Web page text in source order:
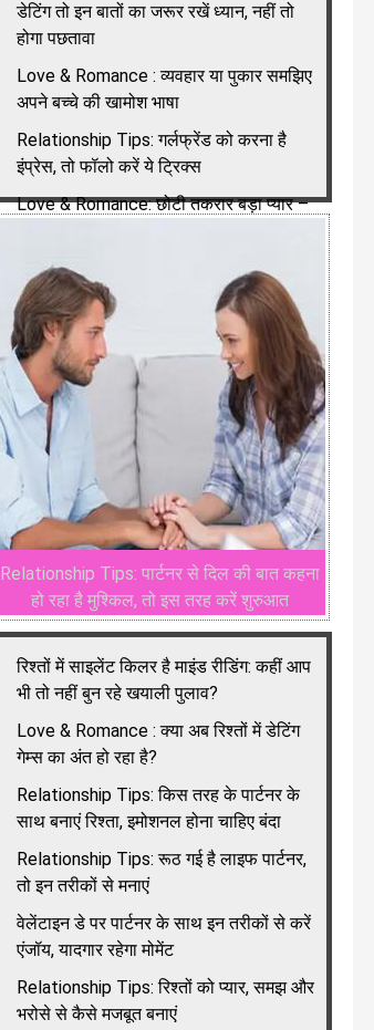
डेटिंग तो इन बातों का जरूर रखें ध्यान, नहीं तो
होगा पछतावा
Love & Romance : व्यवहार या पुकार समझिए
अपने बच्चे की खामोश भाषा
Relationship Tips: गर्लफ्रेंड को करना है
इंप्रेस, तो फॉलो करें ये ट्रिक्स
Love & Romance: छोटी तकरार बड़ा प्यार –
Relationship Tips: रिश्ते में कब आती है धोखा
देने की नौबत, समय रहते समझें गलती
Relationship Tips: पार्टनर से दिल की बात कहना
हो रहा है मुश्किल, तो इस तरह करें शुरुआत
रिश्तों में साइलेंट किलर है माइंड रीडिंग: कहीं आप
भी तो नहीं बुन रहे खयाली पुलाव?
Love & Romance : क्या अब रिश्तों में डेटिंग
गेम्स का अंत हो रहा है?
Relationship Tips: किस तरह के पार्टनर के
साथ बनाएं रिश्ता, इमोशनल होना चाहिए बंदा
Relationship Tips: रूठ गई है लाइफ पार्टनर,
तो इन तरीकों से मनाएं
वेलेंटाइन डे पर पार्टनर के साथ इन तरीकों से करें
एंजॉय, यादगार रहेगा मोमेंट
Relationship Tips: रिश्तों को प्यार, समझ और
भरोसे से कैसे मजबूत बनाएं